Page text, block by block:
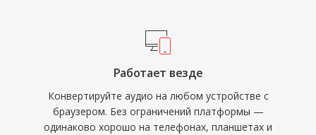
Работает везде
Конвертируйте аудио на любом устройстве с
браузером. Без ограничений платформы —
одинаково хорошо на телефонах, планшетах и